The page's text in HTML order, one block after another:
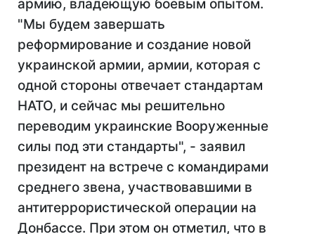
армию, владеющую боевым опытом.
"Мы будем завершать
реформирование и создание новой
украинской армии, армии, которая с
одной стороны отвечает стандартам
НАТО, и сейчас мы решительно
переводим украинские Вооруженные
силы под эти стандарты", - заявил
президент на встрече с командирами
среднего звена, участвовавшими в
антитеррористической операции на
Донбассе. При этом он отметил, что в